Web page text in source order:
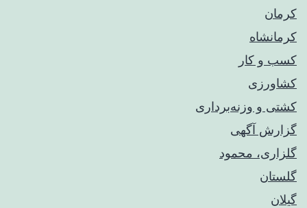
کرمان
کرمانشاه
کسب و کار
کشاورزی
کشتی و وزنه‌برداری
گزارش آگهی
گلزاری، محمود
گلستان
گیلان